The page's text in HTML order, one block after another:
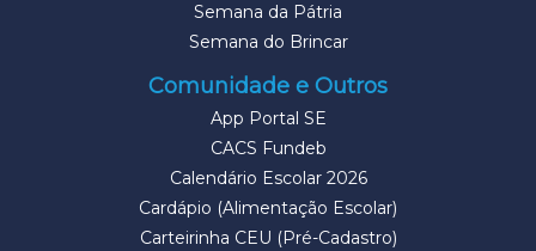
Semana da Pátria
Semana do Brincar
Comunidade e Outros
App Portal SE
CACS Fundeb
Calendário Escolar 2026
Cardápio (Alimentação Escolar)
Carteirinha CEU (Pré-Cadastro)